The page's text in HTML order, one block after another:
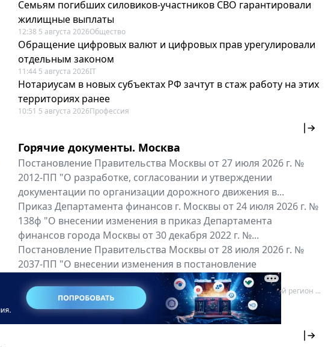
Семьям погибших силовиков-участников СВО гарантировали
жилищные выплаты
12:38 5 августа 2026Общество
Обращение цифровых валют и цифровых прав урегулировали
отдельным законом
11:44 5 августа 2026IT
Нотариусам в новых субъектах РФ зачтут в стаж работу на этих
территориях ранее
10:51 5 августа 2026Профессия
Горячие документы. Москва
Постановление Правительства Москвы от 27 июля 2026 г. №
2012-ПП "О разработке, согласовании и утверждении
документации по организации дорожного движения в...
Приказ Департамента финансов г. Москвы от 24 июля 2026 г. №
138ф "О внесении изменения в приказ Департамента
финансов города Москвы от 30 декабря 2022 г. №...
Постановление Правительства Москвы от 28 июля 2026 г. №
2037-ПП "О внесении изменения в постановление
Правительства Москвы от 26 июля 2011 г. № 334-ПП"
Все региональные документы Мой регион ...